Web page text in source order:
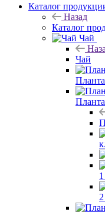
Каталог
Назад
Каталог
Чай
Чай